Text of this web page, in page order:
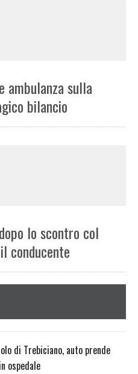
ambulanza sulla
bilancio
lo scontro col
conducente
di Trebiciano, auto prende
ospedale